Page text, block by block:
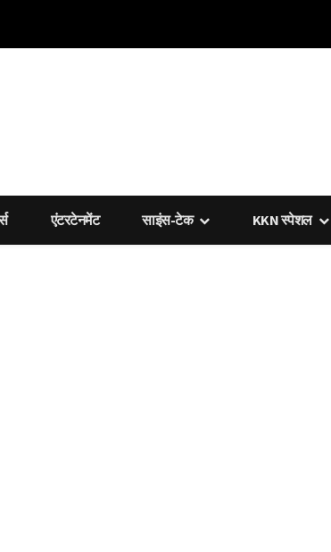
एंटरटेनमेंट साइंस-टेक KKN स्पेशल